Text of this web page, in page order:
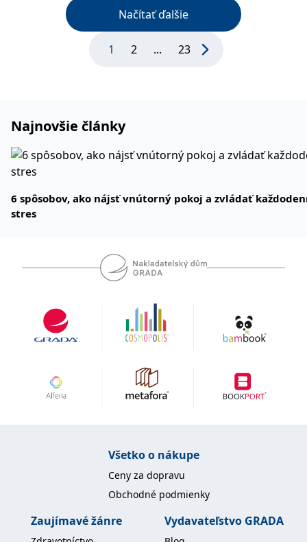
Načítať ďalšie
1 2 ... 23
Najnovšie články
6 spôsobov, ako nájsť vnútorný pokoj a zvládať
stres
Všetko o nákupe
Ceny za dopravu
Obchodné podmienky
Zaujímavé žánre Vydavateľstvo GRADA